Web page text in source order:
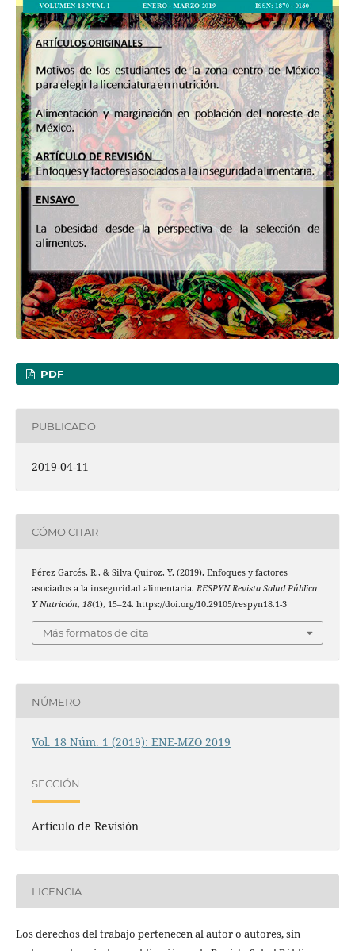
PDF
PUBLICADO
2019-04-11
CÓMO CITAR
Pérez Garcés, R., & Silva Quiroz, Y. (2019). Enfoques y factores
asociados a la inseguridad alimentaria. RESPYN Revista Salud Pública
Y Nutrición, 18(1), 15–24. https://doi.org/10.29105/respyn18.1-3
Más formatos de cita
NÚMERO
Vol. 18 Núm. 1 (2019): ENE-MZO 2019
SECCIÓN
Artículo de Revisión
LICENCIA
Los derechos del trabajo pertenecen al autor o autores, sin